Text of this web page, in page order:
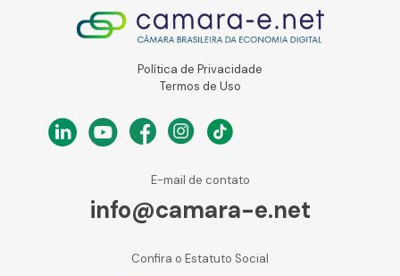
Política de Privacidade
Termos de Uso
E-mail de contato
info@camara-e.net
Confira o Estatuto Social